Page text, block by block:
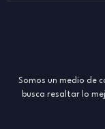
Somos un medio de
busca resaltar lo